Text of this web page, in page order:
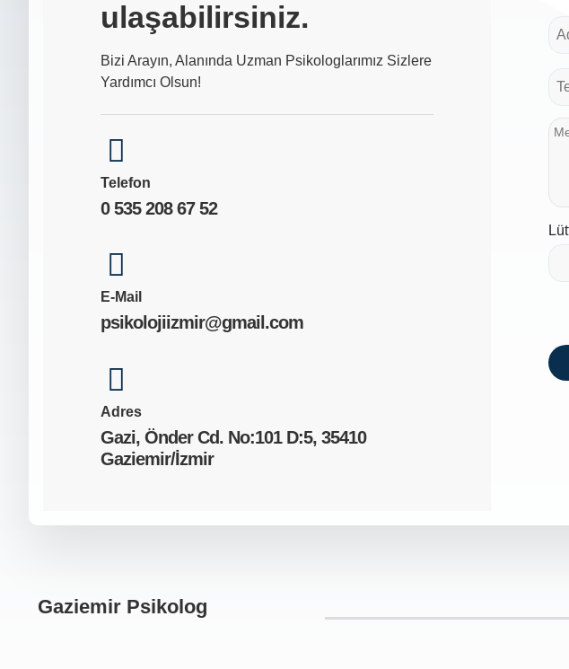
ulaşabilirsiniz.
Bizi Arayın, Alanında Uzman Psikologlarımız Sizlere
Yardımcı Olsun!
Telefon
0 535 208 67 52
E-Mail
psikolojiizmir@gmail.com
Adres
Gazi, Önder Cd. No:101 D:5, 35410
Gaziemir/İzmir
Gaziemir Psikolog